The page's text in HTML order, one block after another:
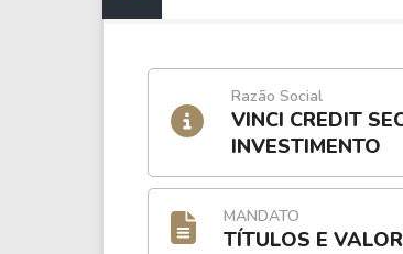
Razão Social
VINCI CREDIT
INVESTIMENTO
MANDATO
TÍTULOS E